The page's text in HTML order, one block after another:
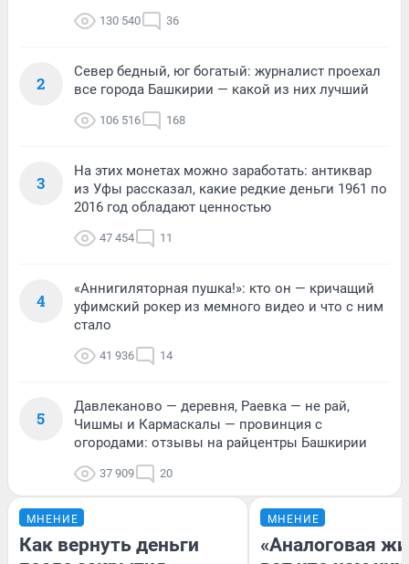
130 540 36
2
Север бедный, юг богатый: журналист проехал
все города Башкирии — какой из них лучший
106 516 168
3
На этих монетах можно заработать: антиквар
из Уфы рассказал, какие редкие деньги 1961 по
2016 год обладают ценностью
47 454 11
4
«Аннигиляторная пушка!»: кто он — кричащий
уфимский рокер из мемного видео и что с ним
стало
41 936 14
5
Давлеканово — деревня, Раевка — не рай,
Чишмы и Кармаскалы — провинция с
огородами: отзывы на райцентры Башкирии
37 909 20
МНЕНИЕ
Как вернуть деньги
МНЕНИЕ
«Аналоговая